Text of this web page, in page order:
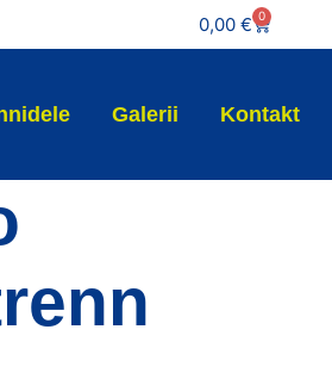
0,00€ 0
Galerii Kontakt